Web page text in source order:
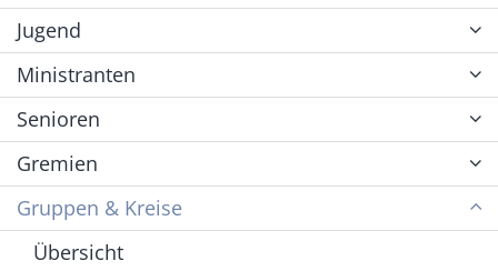
Jugend
Ministranten
Senioren
Gremien
Gruppen & Kreise
Übersicht